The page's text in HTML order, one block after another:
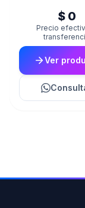
$ 0
Precio
Ver